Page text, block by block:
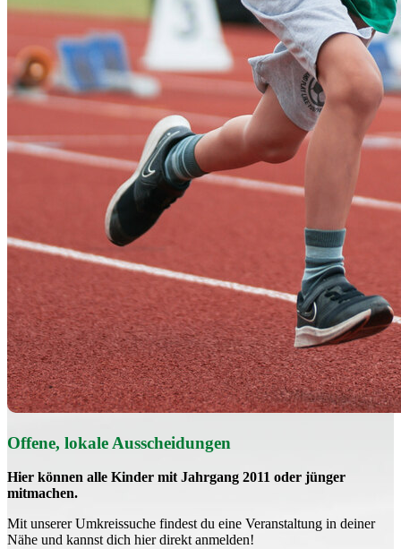
Offene, lokale Aus­schei­dungen
Hier können alle Kinder mit Jahrgang 2011 oder jünger
mitmachen.
Mit un­se­rer Um­kreis­su­che findest du eine Veranstaltung in deiner
Nähe und kannst dich hier direkt anmelden!